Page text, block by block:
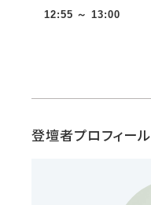
12:55 ～ 13:00
登壇者プロフィール